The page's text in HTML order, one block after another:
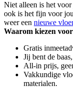
Niet alleen is het
ook is het fijn voor
weer een nieuwe
Waarom kiezen
Gratis
Jij bent de
All-in prijs,
Vakkundige
materialen.